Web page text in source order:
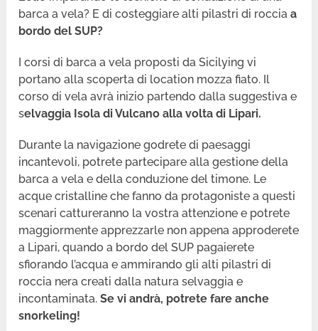
barca a vela? E di costeggiare alti pilastri di roccia a
bordo del SUP?
I corsi di barca a vela proposti da Sicilying vi
portano alla scoperta di location mozza fiato. Il
corso di vela avrà inizio partendo dalla suggestiva e
selvaggia Isola di Vulcano alla volta di Lipari.
Durante la navigazione godrete di paesaggi
incantevoli, potrete partecipare alla gestione della
barca a vela e della conduzione del timone. Le
acque cristalline che fanno da protagoniste a questi
scenari cattureranno la vostra attenzione e potrete
maggiormente apprezzarle non appena approderete
a Lipari, quando a bordo del SUP pagaierete
sfiorando l’acqua e ammirando gli alti pilastri di
roccia nera creati dalla natura selvaggia e
incontaminata.Se vi andrà, potrete fare anche
snorkeling!